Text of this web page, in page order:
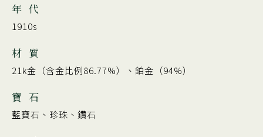
年 代
1910s
材 質
21k金（含金比例86.77%）、鉑金（94%）
寶 石
藍寶石、珍珠、鑽石